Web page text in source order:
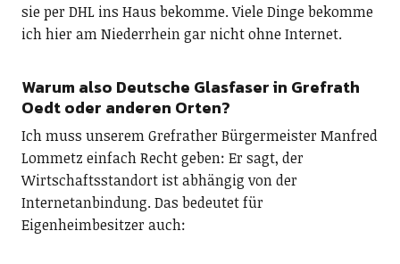
sie per DHL ins Haus bekomme. Viele Dinge bekomme
ich hier am Niederrhein gar nicht ohne Internet.
Warum also Deutsche Glasfaser in Grefrath
Oedt oder anderen Orten?
Ich muss unserem Grefrather Bürgermeister Manfred
Lommetz einfach Recht geben: Er sagt, der
Wirtschaftsstandort ist abhängig von der
Internetanbindung. Das bedeutet für
Eigenheimbesitzer auch: